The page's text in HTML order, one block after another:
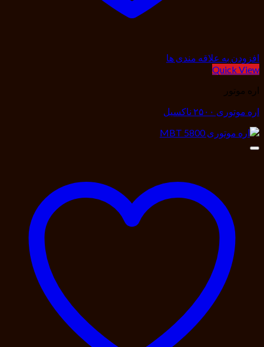
افزودن به علاقه مندی ها
Quick View
اره موتور
اره موتوری ۲۵۰۰ ناکسیل